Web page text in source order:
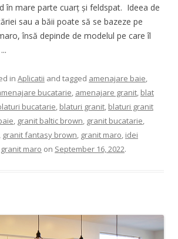
în mare parte cuarț și feldspat. Ideea de
sau a băii poate să se bazeze pe
însă depinde de modelul pe care îl
in Aplicatii and tagged amenajare baie,
bucatarie, amenajare granit, blat
bucatarie, blaturi granit, blaturi granit
, granit baltic brown, granit bucatarie,
, granit fantasy brown, granit maro, idei
maro on September 16, 2022.